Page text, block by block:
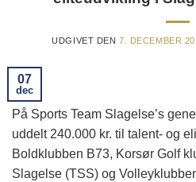
UDGIVET DEN7. DECEMBER
07
dec
På Sports Team Slagelse’s
uddelt 240.000 kr. til talent- og
Boldklubben B73, Korsør Golf
Slagelse (TSS) og